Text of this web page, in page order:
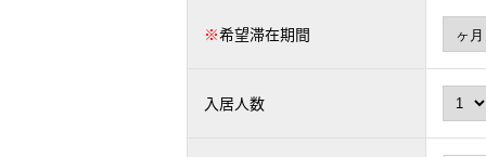
※希望滞在期間
入居人数